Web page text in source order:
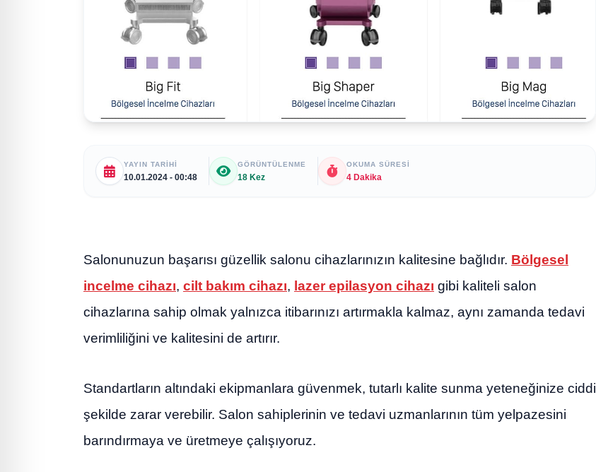
YAYIN TARIHI
10.01.2024 - 00:48
GÖRÜNTÜLENME
18 Kez
OKUMA SÜRESI
4 Dakika
Salonunuzun başarısı güzellik salonu cihazlarınızın kalitesine bağlıdır. Bölgesel
incelme cihazı, cilt bakım cihazı, lazer epilasyon cihazı gibi kaliteli salon
cihazlarına sahip olmak yalnızca itibarınızı artırmakla kalmaz, aynı zamanda tedavi
verimliliğini ve kalitesini de artırır.
Standartların altındaki ekipmanlara güvenmek, tutarlı kalite sunma yeteneğinize ciddi
şekilde zarar verebilir. Salon sahiplerinin ve tedavi uzmanlarının tüm yelpazesini
barındırmaya ve üretmeye çalışıyoruz.